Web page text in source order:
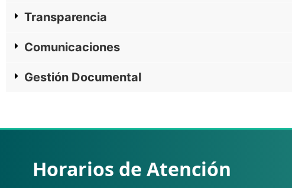
Transparencia
Comunicaciones
Gestión Documental
Horarios de Atención